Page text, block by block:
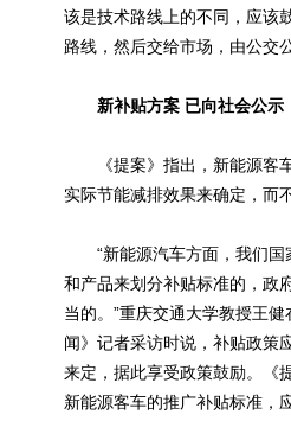
该是技术路线上的不同，应该
路线，然后交给市场，由公交
新补贴方案 已向社会公示
《提案》指出，新能源客
实际节能减排效果来确定，而
“新能源汽车方面，我们国
和产品来划分补贴标准的，政
当的。”重庆交通大学教授王
闻》记者采访时说，补贴政策
来定，据此享受政策鼓励。《
新能源客车的推广补贴标准，